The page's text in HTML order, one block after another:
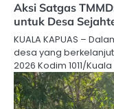
Aksi Satgas
untuk Desa
KUALA KAPUAS –
desa yang
2026 Kodim 1011/